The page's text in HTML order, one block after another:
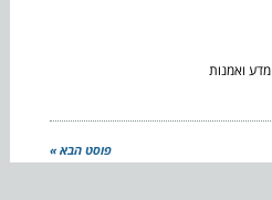
מדע ואמנות
פוסט הבא »